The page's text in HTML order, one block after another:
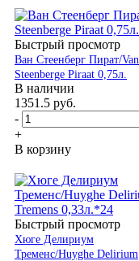
Быстрый просмотр
Ван Стеенберг Пират/Van
Steenberge Piraat 0,75л.
В наличии
1351.5 руб.
-
+
В корзину
Быстрый просмотр
Хюге Делириум
Тременс/Huyghe Delirium